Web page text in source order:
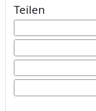
Teilen